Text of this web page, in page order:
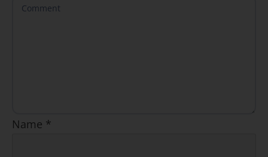
Name *